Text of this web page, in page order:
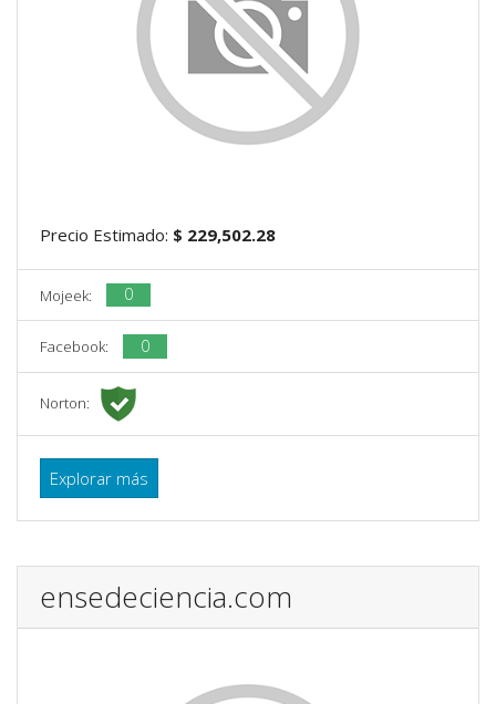
Precio Estimado: $ 229,502.28
Mojeek: 0
Facebook: 0
Norton:
Explorar más
ensedeciencia.com